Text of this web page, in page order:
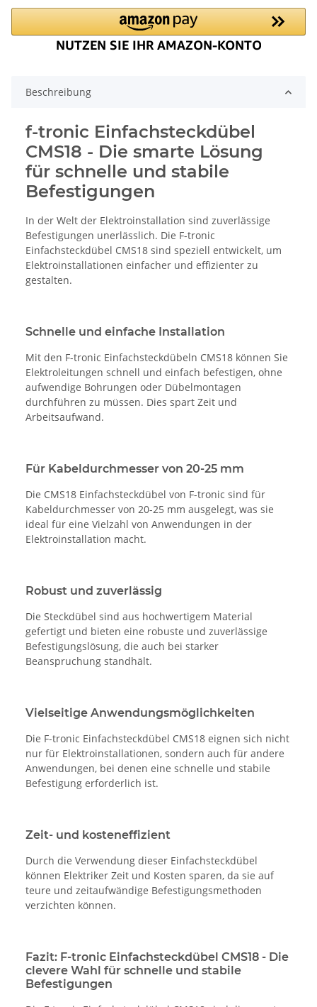
Beschreibung
f-tronic Einfachsteckdübel
CMS18 - Die smarte Lösung
für schnelle und stabile
Befestigungen
In der Welt der Elektroinstallation sind zuverlässige
Befestigungen unerlässlich. Die F-tronic
Einfachsteckdübel CMS18 sind speziell entwickelt, um
Elektroinstallationen einfacher und effizienter zu
gestalten.
Schnelle und einfache Installation
Mit den F-tronic Einfachsteckdübeln CMS18 können Sie
Elektroleitungen schnell und einfach befestigen, ohne
aufwendige Bohrungen oder Dübelmontagen
durchführen zu müssen. Dies spart Zeit und
Arbeitsaufwand.
Für Kabeldurchmesser von 20-25 mm
Die CMS18 Einfachsteckdübel von F-tronic sind für
Kabeldurchmesser von 20-25 mm ausgelegt, was sie
ideal für eine Vielzahl von Anwendungen in der
Elektroinstallation macht.
Robust und zuverlässig
Die Steckdübel sind aus hochwertigem Material
gefertigt und bieten eine robuste und zuverlässige
Befestigungslösung, die auch bei starker
Beanspruchung standhält.
Vielseitige Anwendungsmöglichkeiten
Die F-tronic Einfachsteckdübel CMS18 eignen sich nicht
nur für Elektroinstallationen, sondern auch für andere
Anwendungen, bei denen eine schnelle und stabile
Befestigung erforderlich ist.
Zeit- und kosteneffizient
Durch die Verwendung dieser Einfachsteckdübel
können Elektriker Zeit und Kosten sparen, da sie auf
teure und zeitaufwändige Befestigungsmethoden
verzichten können.
Fazit: F-tronic Einfachsteckdübel CMS18 - Die
clevere Wahl für schnelle und stabile
Befestigungen